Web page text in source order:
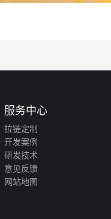
服务中心
拉链定制
开发案例
研发技术
意见反馈
网站地图